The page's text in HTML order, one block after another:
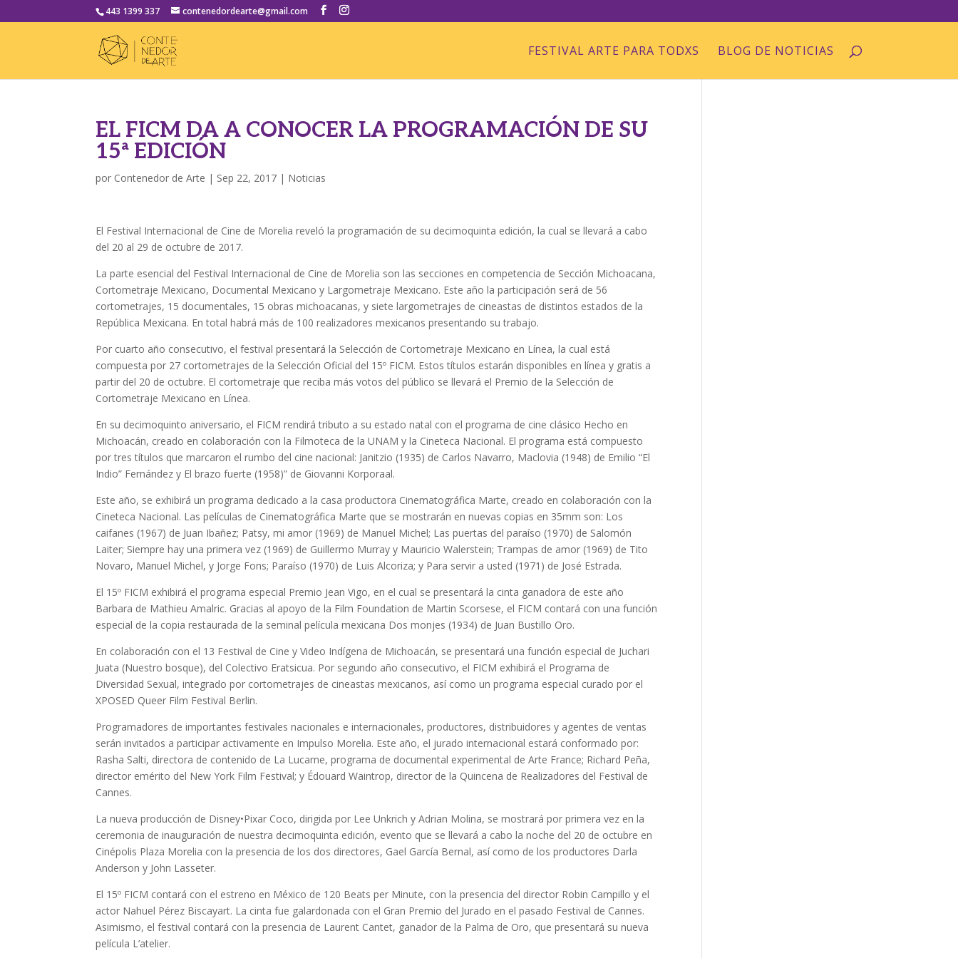
443 1399 337 contenedordearte@gmail.com
FESTIVAL ARTE PARA TODXS BLOG DE NOTICIAS
EL FICM DA A CONOCER LA PROGRAMACIÓN DE SU
15ª EDICIÓN
por Contenedor de Arte | Sep 22, 2017 | Noticias
El Festival Internacional de Cine de Morelia reveló la programación de su decimoquinta edición, la cual se llevará a cabo
del 20 al 29 de octubre de 2017.
La parte esencial del Festival Internacional de Cine de Morelia son las secciones en competencia de Sección Michoacana,
Cortometraje Mexicano, Documental Mexicano y Largometraje Mexicano. Este año la participación será de 56
cortometrajes, 15 documentales, 15 obras michoacanas, y siete largometrajes de cineastas de distintos estados de la
República Mexicana. En total habrá más de 100 realizadores mexicanos presentando su trabajo.
Por cuarto año consecutivo, el festival presentará la Selección de Cortometraje Mexicano en Línea, la cual está
compuesta por 27 cortometrajes de la Selección Oficial del 15º FICM. Estos títulos estarán disponibles en línea y gratis a
partir del 20 de octubre. El cortometraje que reciba más votos del público se llevará el Premio de la Selección de
Cortometraje Mexicano en Línea.
En su decimoquinto aniversario, el FICM rendirá tributo a su estado natal con el programa de cine clásico Hecho en
Michoacán, creado en colaboración con la Filmoteca de la UNAM y la Cineteca Nacional. El programa está compuesto
por tres títulos que marcaron el rumbo del cine nacional: Janitzio (1935) de Carlos Navarro, Maclovia (1948) de Emilio “El
Indio” Fernández y El brazo fuerte (1958)” de Giovanni Korporaal.
Este año, se exhibirá un programa dedicado a la casa productora Cinematográfica Marte, creado en colaboración con la
Cineteca Nacional. Las películas de Cinematográfica Marte que se mostrarán en nuevas copias en 35mm son: Los
caifanes (1967) de Juan Ibañez; Patsy, mi amor (1969) de Manuel Michel; Las puertas del paraíso (1970) de Salomón
Laiter; Siempre hay una primera vez (1969) de Guillermo Murray y Mauricio Walerstein; Trampas de amor (1969) de Tito
Novaro, Manuel Michel, y Jorge Fons; Paraíso (1970) de Luis Alcoriza; y Para servir a usted (1971) de José Estrada.
El 15º FICM exhibirá el programa especial Premio Jean Vigo, en el cual se presentará la cinta ganadora de este año
Barbara de Mathieu Amalric. Gracias al apoyo de la Film Foundation de Martin Scorsese, el FICM contará con una función
especial de la copia restaurada de la seminal película mexicana Dos monjes (1934) de Juan Bustillo Oro.
En colaboración con el 13 Festival de Cine y Video Indígena de Michoacán, se presentará una función especial de Juchari
Juata (Nuestro bosque), del Colectivo Eratsicua. Por segundo año consecutivo, el FICM exhibirá el Programa de
Diversidad Sexual, integrado por cortometrajes de cineastas mexicanos, así como un programa especial curado por el
XPOSED Queer Film Festival Berlin.
Programadores de importantes festivales nacionales e internacionales, productores, distribuidores y agentes de ventas
serán invitados a participar activamente en Impulso Morelia. Este año, el jurado internacional estará conformado por:
Rasha Salti, directora de contenido de La Lucarne, programa de documental experimental de Arte France; Richard Peña,
director emérito del New York Film Festival; y Édouard Waintrop, director de la Quincena de Realizadores del Festival de
Cannes.
La nueva producción de Disney•Pixar Coco, dirigida por Lee Unkrich y Adrian Molina, se mostrará por primera vez en la
ceremonia de inauguración de nuestra decimoquinta edición, evento que se llevará a cabo la noche del 20 de octubre en
Cinépolis Plaza Morelia con la presencia de los dos directores, Gael García Bernal, así como de los productores Darla
Anderson y John Lasseter.
El 15º FICM contará con el estreno en México de 120 Beats per Minute, con la presencia del director Robin Campillo y el
actor Nahuel Pérez Biscayart. La cinta fue galardonada con el Gran Premio del Jurado en el pasado Festival de Cannes.
Asimismo, el festival contará con la presencia de Laurent Cantet, ganador de la Palma de Oro, que presentará su nueva
película L’atelier.